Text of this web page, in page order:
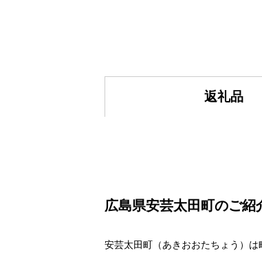
返礼品
広島県安芸太田町のご紹
安芸太田町（あきおおたちょう）